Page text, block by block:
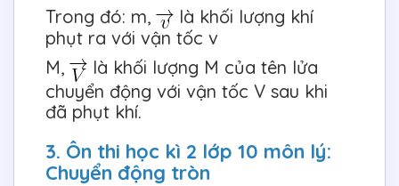
Trong đó: m,
là khối lượng khí
phụt ra với vận tốc v
M,
là khối lượng M của tên lửa
chuyển động với vận tốc V sau khi
đã phụt khí.
3. Ôn thi học kì 2 lớp 10 môn lý:
Chuyển động tròn